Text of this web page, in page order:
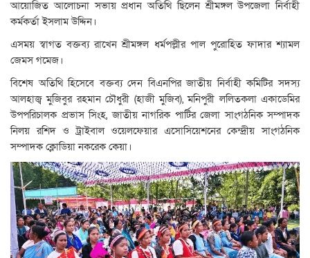
আয়োজিত আলোচনা সভায় প্রধান অতিথি ছিলেন শ্রীমঙ্গল উপজেলা নির্বাহী
কর্মকর্তা ইসলাম উদ্দিন।
এসময় স্বাগত বক্তব্য রাখেন শ্রীমঙ্গল ধর্মপল্লীর পাল পুরোহিত ফাদার শ্যামল
জেমস গমেজ।
বিশেষ অতিথি হিসেবে বক্তব্য দেন বিএনপির জাতীয় নির্বাহী কমিটির সদস্য
আলহাজ্ব মুজিবুর রহমান চৌধুরী (হাজী মুজিব), মনিপুরী ললিতকলা একাডেমির
উপপরিচালক প্রভাস সিংহ, জাতীয় নাগরিক পার্টির জেলা সাংগঠনিক সম্পাদক
নিলয় রশিদ ও ট্রাইবাল ওয়েলফেয়ার এসোসিয়েশনের কেন্দ্রীয় সাংগঠনিক
সম্পাদক ক্লোডিয়া নকরেক কেয়া।